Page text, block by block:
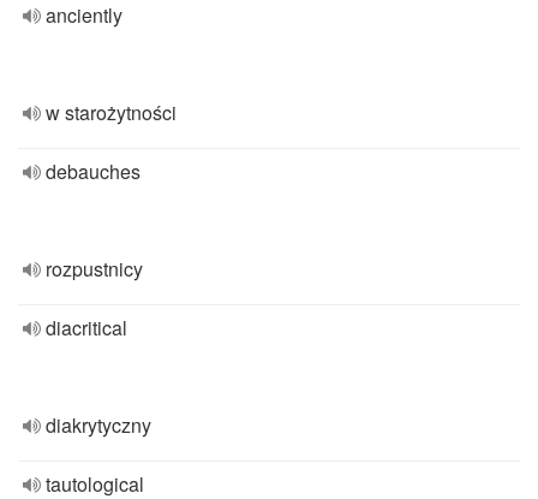
anciently
w starożytności
debauches
rozpustnicy
diacritical
diakrytyczny
tautological